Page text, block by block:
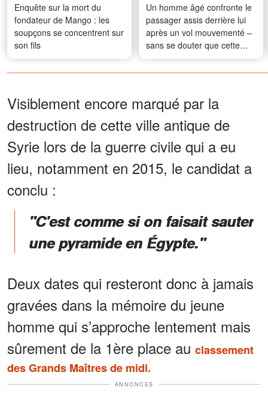
Enquête sur la mort du
fondateur de Mango : les
soupçons se concentrent sur
son fils
Un homme âgé confronte le
passager assis derrière lui
après un vol mouvementé –
sans se douter que cette
rencontre allait changer sa
vie
Visiblement encore marqué par la
destruction de cette ville antique de
Syrie lors de la guerre civile qui a eu
lieu, notamment en 2015, le candidat a
conclu :
"C'est comme si on faisait sauter
une pyramide en Égypte."
Deux dates qui resteront donc à jamais
gravées dans la mémoire du jeune
homme qui s’approche lentement mais
sûrement de la 1ère place au classement
des Grands Maîtres de midi.
ANNONCES